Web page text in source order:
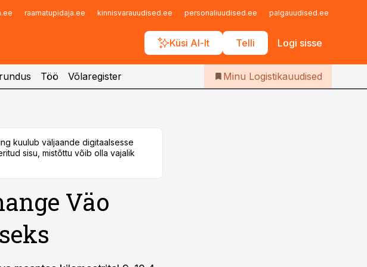
raamatupidaja.ee kinnisvarauudised.ee personaliuudised.ee palgauudised.ee
Küsi AI-lt Telli Logi sisse
Iseteenindus
Telli Logistikauudised
Töö Võlaregister Minu Logistikauudised
kuulub väljaande digitaalsesse
sisu, mistõttu võib olla vajalik
Väo